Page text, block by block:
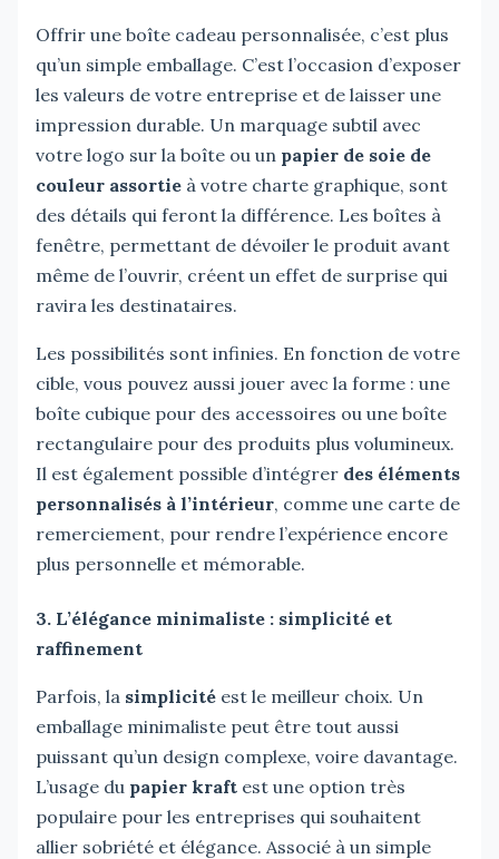
Offrir une boîte cadeau personnalisée, c’est plus
qu’un simple emballage. C’est l’occasion d’exposer
les valeurs de votre entreprise et de laisser une
impression durable. Un marquage subtil avec
votre logo sur la boîte ou un papier de soie de
couleur assortie à votre charte graphique, sont
des détails qui feront la différence. Les boîtes à
fenêtre, permettant de dévoiler le produit avant
même de l’ouvrir, créent un effet de surprise qui
ravira les destinataires.
Les possibilités sont infinies. En fonction de votre
cible, vous pouvez aussi jouer avec la forme : une
boîte cubique pour des accessoires ou une boîte
rectangulaire pour des produits plus volumineux.
Il est également possible d’intégrer des éléments
personnalisés à l’intérieur, comme une carte de
remerciement, pour rendre l’expérience encore
plus personnelle et mémorable.
3. L’élégance minimaliste : simplicité et
raffinement
Parfois, la simplicité est le meilleur choix. Un
emballage minimaliste peut être tout aussi
puissant qu’un design complexe, voire davantage.
L’usage du papier kraft est une option très
populaire pour les entreprises qui souhaitent
allier sobriété et élégance. Associé à un simple